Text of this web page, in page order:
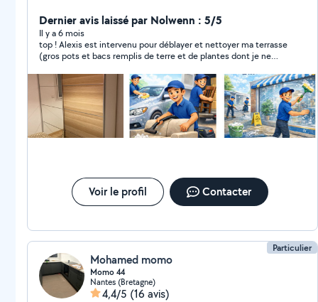
des lieux, ménage de fin de chantier, vitres et vitrines,
nettoyage extérieur et application produit par
pulvérisation (toit et façade), remise au propre. -
lavage auto : lavage intérieur et extérieur,
shampouineuse, karcher. - jardin : pelouse, taille de
haie petite et grande taille, désherbage, bricolage,
nettoyage et aménagement extérieur.
Dernier avis laissé par Nolwenn : 5/5
Il y a 6 mois
top ! Alexis est intervenu pour déblayer et nettoyer ma terrasse
(gros pots et bacs remplis de terre et de plantes dont je ne
compliqué le travail. la pluie s'en est également mêlée. Alexis
est très pro en plus d'être très agréable. tarifs hyper
raisonnables. je recommande vivement. je vais d'ailleurs refaire
appel à lui dans quelques jours ou semaines pour de la pose de
gazon synthétique sur cette terrasse toute propre. Merci
Alexis
Voir le profil Contacter
Particulier
Mohamed momo
Momo 44
Nantes (Bretagne)
4,4/5 (16 avis)